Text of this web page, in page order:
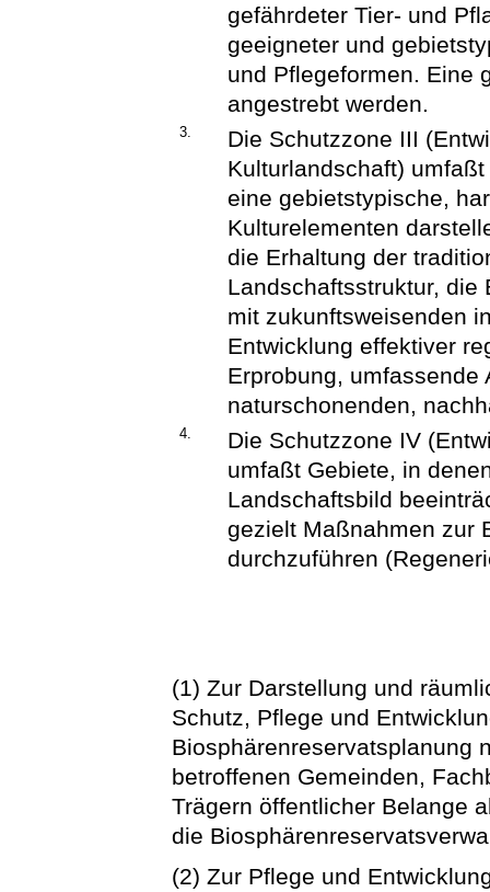
gefährdeter Tier- und
geeigneter und
und Pflegeformen. Eine
angestrebt werden.
3.
Die Schutzzone III
Kulturlandschaft)
eine gebietstypische,
Kulturelementen
die Erhaltung der
Landschaftsstruktur, die
mit zukunftsweisenden
Entwicklung effektiver
Erprobung, umfassende
naturschonenden,
4.
Die Schutzzone IV
umfaßt Gebiete, in
Landschaftsbild
gezielt Maßnahmen zur
durchzuführen
(1) Zur Darstellung und
Schutz, Pflege und
Biosphärenreservatsplanung
betroffenen Gemeinden,
Trägern öffentlicher Belange
die
(2) Zur Pflege und